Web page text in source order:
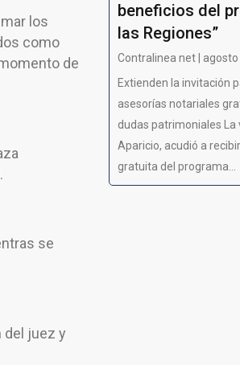
los
como
de
se
del juez y
beneficios del
las Regiones”
Contralinea net | agosto
Extienden la invitación
asesorías notariales
dudas patrimoniales La
Aparicio, acudió a
gratuita del programa...